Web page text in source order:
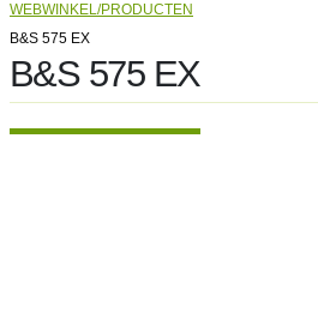
WEBWINKEL/PRODUCTEN
B&S 575 EX
B&S 575 EX